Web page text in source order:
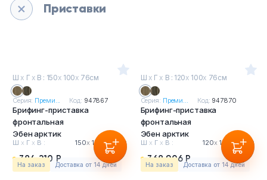
Приставки
Ш х Г х В : 150х 100х 76см
Серия: Преми... Код: 947867
Брифинг-приставка
фронтальная
Эбен арктик
Ш х Г х В : 150х 100 х76см
384 210 Р
На заказ Доставка от 14 дней
Ш х Г х В : 120х 100х 76см
Серия: Преми... Код: 947870
Брифинг-приставка
фронтальная
Эбен арктик
Ш х Г х В : 120х 100 х76см
368 906 Р
На заказ Доставка от 14 дней